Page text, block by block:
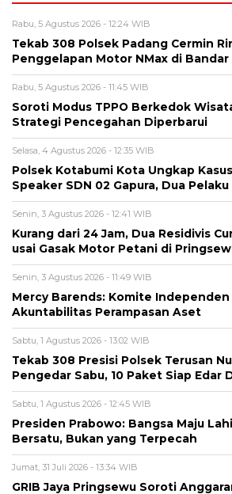
Rabu, 5 Agustus 2026 - 12:24 WIB
Tekab 308 Polsek Padang Cermin
Penggelapan Motor NMax di
Rabu, 5 Agustus 2026 - 11:45 WIB
Soroti Modus TPPO Berkedok
Strategi Pencegahan Diperbarui
Selasa, 4 Agustus 2026 - 12:35 WIB
Polsek Kotabumi Kota Ungkap
Speaker SDN 02 Gapura, Dua
Senin, 3 Agustus 2026 - 12:41 WIB
Kurang dari 24 Jam, Dua Residivis
usai Gasak Motor Petani di
Senin, 3 Agustus 2026 - 11:49 WIB
Mercy Barends: Komite
Akuntabilitas Perampasan Aset
Sabtu, 1 Agustus 2026 - 13:02 WIB
Tekab 308 Presisi Polsek Terusan
Pengedar Sabu, 10 Paket Siap Edar
Sabtu, 1 Agustus 2026 - 12:45 WIB
Presiden Prabowo: Bangsa Maju
Bersatu, Bukan yang Terpecah
Jumat, 31 Juli 2026 - 13:34 WIB
GRIB Jaya Pringsewu Soroti